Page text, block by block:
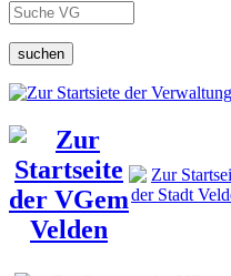
suchen